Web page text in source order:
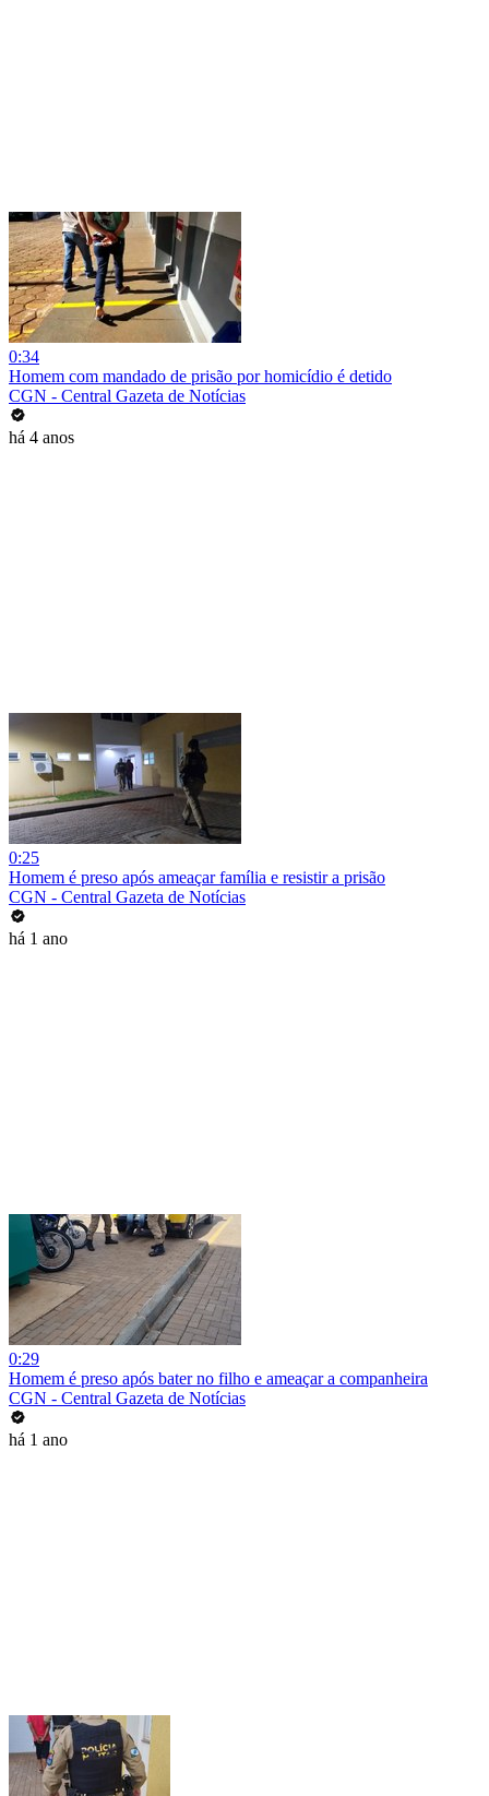
0:34
Homem com mandado de prisão por homicídio é detido
CGN - Central Gazeta de Notícias
há 4 anos
0:25
Homem é preso após ameaçar família e resistir a prisão
CGN - Central Gazeta de Notícias
há 1 ano
0:29
Homem é preso após bater no filho e ameaçar a companheira
CGN - Central Gazeta de Notícias
há 1 ano